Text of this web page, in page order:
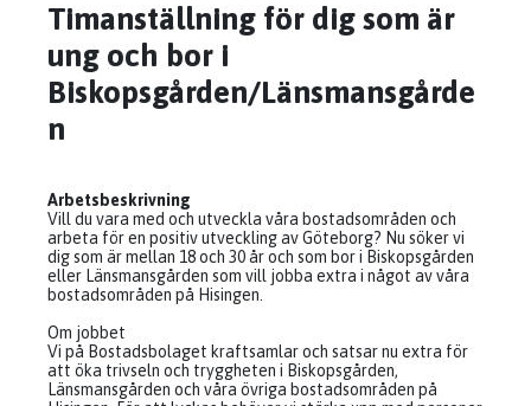
Timanställning för dig som är
ung och bor i
Biskopsgården/Länsmansgårde
n
Arbetsbeskrivning
Vill du vara med och utveckla våra bostadsområden och
arbeta för en positiv utveckling av Göteborg? Nu söker vi
dig som är mellan 18 och 30 år och som bor i Biskopsgården
eller Länsmansgården som vill jobba extra i något av våra
bostadsområden på Hisingen.
Om jobbet
Vi på Bostadsbolaget kraftsamlar och satsar nu extra för
att öka trivseln och tryggheten i Biskopsgården,
Länsmansgården och våra övriga bostadsområden på